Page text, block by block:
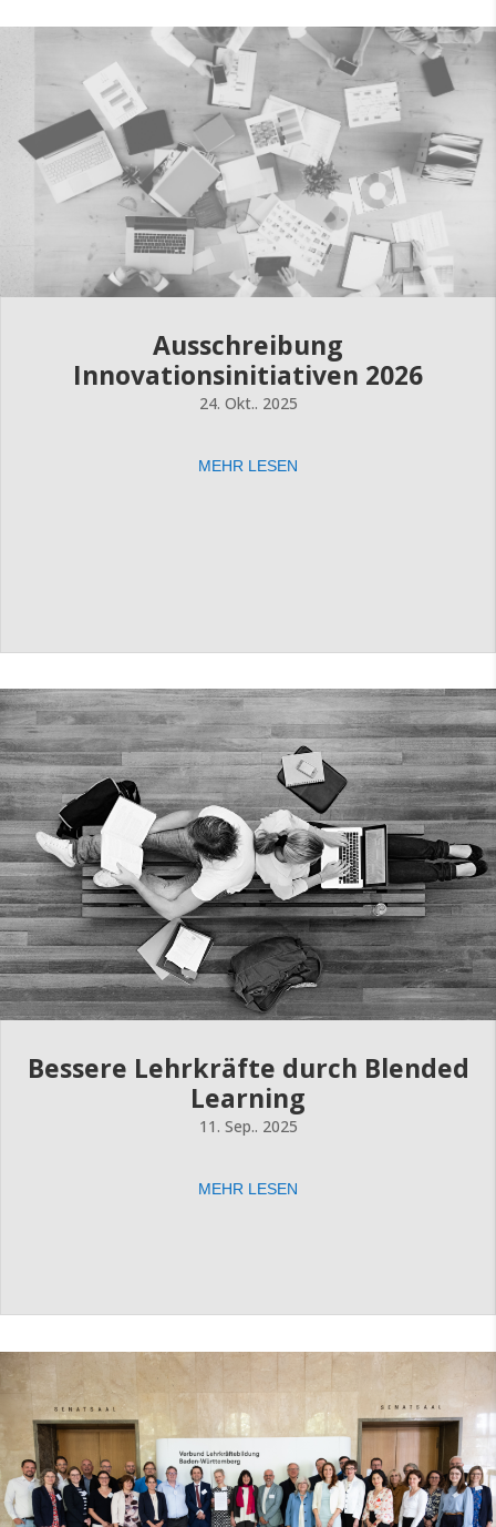
Ausschreibung
Innovationsinitiativen 2026
24. Okt.. 2025
MEHR LESEN
Bessere Lehrkräfte durch Blended
Learning
11. Sep.. 2025
MEHR LESEN